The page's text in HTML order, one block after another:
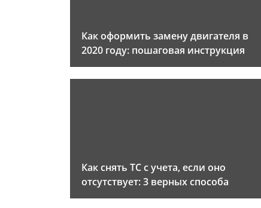
Как оформить замену двигателя в
2020 году: пошаговая инструкция
Как снять ТС с учета, если оно
отсутствует: 3 верных способа